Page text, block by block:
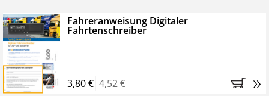
Fahreranweisung Digitaler
Fahrtenschreiber
3,80 € 4,52 € »